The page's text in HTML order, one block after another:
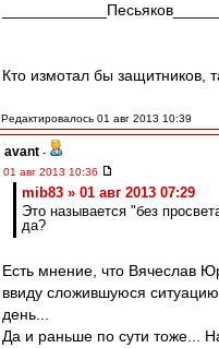
Кто измотал бы защитников,
Редактировалось 01 авг 2013 10:39
avant -
01 авг 2013 10:36
mib83 » 01 авг 2013 07:29
Это называется "без
да?
Есть мнение, что Вячеслав
ввиду сложившуюся
день...
Да и раньше по сути тоже...